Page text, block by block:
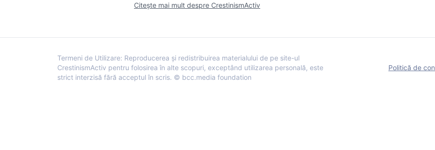
Citește mai mult despre CrestinismActiv
Termeni de Utilizare: Reproducerea și redistribuirea materialului de pe site-ul
CrestinismActiv pentru folosirea în alte scopuri, exceptând utilizarea personală, este
strict interzisă fără acceptul în scris. © bcc.media foundation
Politică de